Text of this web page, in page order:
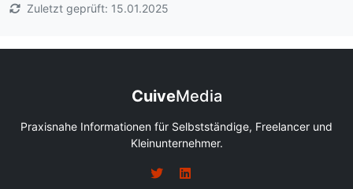
Zuletzt geprüft: 15.01.2025
CuiveMedia
Praxisnahe Informationen für Selbstständige, Freelancer und
Kleinunternehmer.